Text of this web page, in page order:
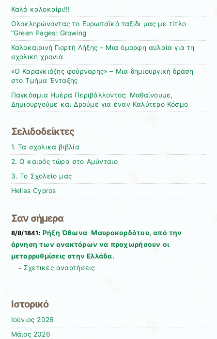
Καλό καλοκαίρι!!!
Ολοκληρώνοντας το Ευρωπαϊκό ταξίδι μας με τίτλο
“Green Pages: Growing
Καλοκαιρινή Γιορτή Λήξης – Μια όμορφη αυλαία για τη
σχολική χρονιά
«Ο Καραγκιόζης φούρναρης» – Μια δημιουργική δράση
στο Τμήμα Ένταξης
Παγκόσμια Ημέρα Περιβάλλοντος: Μαθαίνουμε,
Δημιουργούμε και Δρούμε για έναν Καλύτερο Κόσμο
Σελιδοδείκτες
1. Τα σχολικά βιβλία
2. Ο καιρός τώρα στο Αμύνταιο
3. Το Σχολείο μας
Hellas Cypros
Σαν σήμερα
8/8/1841: Ρήξη Όθωνα  Μαυροκορδάτου, από την
άρνηση των ανακτόρων να προχωρήσουν οι
μεταρρυθμίσεις στην Ελλάδα.
- Σχετικές αναρτήσεις
Ιστορικό
Ιούνιος 2026
Μάιος 2026